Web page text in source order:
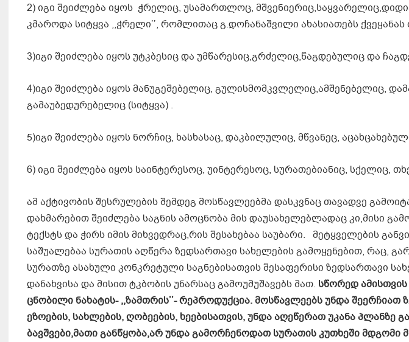
2) იგი შეიძლება იყოს ჭრელიც, უსამართლოც,
კმაროდა სიტყვა ,,ჭრელი’’, რომლითაც გ.დოჩანაშვილი ახასიათებს ქვეყანას
3)იგი შეიძლება იყოს უტკბესიც და უმწარესიც,გრძელიც,წაგდებულიც და
4)იგი შეიძლება იყოს მანუგეშებელიც, გულისმომკვლელიც,ამშენებელიც,
გამაუბედურებელიც (სიტყვა) .
5)იგი შეიძლება იყოს ნორჩიც, ხასხასაც, დაკბილულიც, მწვანეც,
6) იგი შეიძლება იყოს საინტერესოც, უინტერესოც, სურათებიანიც, სქელიც,
ამ აქტივობის შესრულების შემდეგ მოსწავლეებმა დასკვნაც თავადვე
დახმარებით შეიძლება საგნის ამოცნობა მის დაუსახელებლადაც კი,მისი
ტექსტს და ჭირს იმის მიხვედრაც,რის შესახებაა საუბარი. მეტყველების
საშუალებაა სურათის აღწერა ზედსართავი სახელების გამოყენებით, რაც,
სურათზე ასახული კონკრეტული საგნებისათვის შესაფერისი ზედსართავი
დანახვისა და მისით ტკბობის უნარსაც გამოუმუშავებს მათ. სწორედ
ცნობილი ნახატის- ,,ზამთრის’’- რეპროდუქცია. მოსწავლეებს უნდა
ეზოების, სახლების, ღობეების, ხეებისათვის, უნდა აღეწერათ უკანა პლანზე
ბავშვები,მათი განწყობა,არ უნდა გამორჩენოდათ სურათის კუთხეში მდგომი